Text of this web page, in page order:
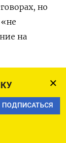
ПОДПИСАТЬСЯ
но
на